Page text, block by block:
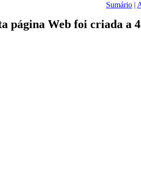
Sumário |
página Web foi criada a